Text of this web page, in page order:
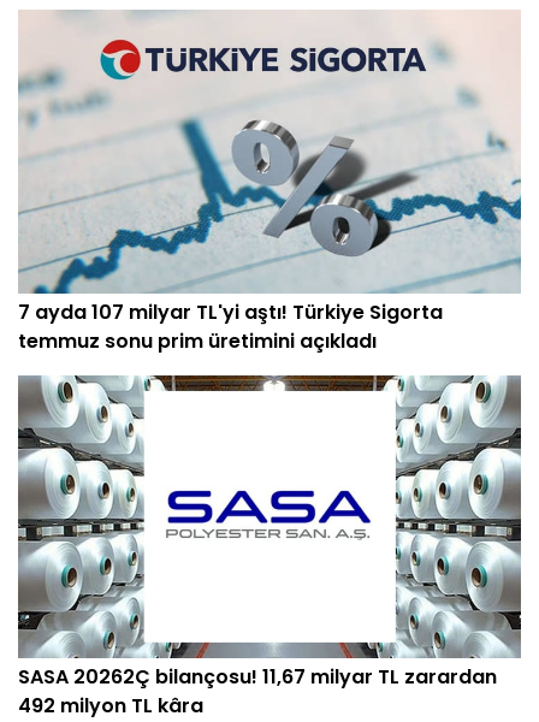
7 ayda 107 milyar TL'yi aştı! Türkiye Sigorta
temmuz sonu prim üretimini açıkladı
SASA 20262Ç bilançosu! 11,67 milyar TL zarardan
492 milyon TL kâra